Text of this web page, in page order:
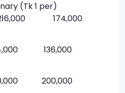
(Tk 1 per)
174,000
Earnings
136,000
200,000